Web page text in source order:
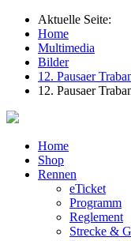
Aktuelle Seite:
Home
Multimedia
Bilder
12. Pausaer
12. Pausaer
Home
Shop
Rennen
eTicket
Programm
Reglement
Strecke &